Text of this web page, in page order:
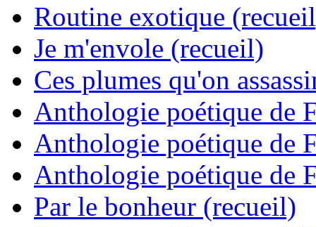
Routine exotique
Je m'envole (recueil)
Ces plumes qu'on
Anthologie poétique de
Anthologie poétique de
Anthologie poétique de
Par le bonheur (recueil)